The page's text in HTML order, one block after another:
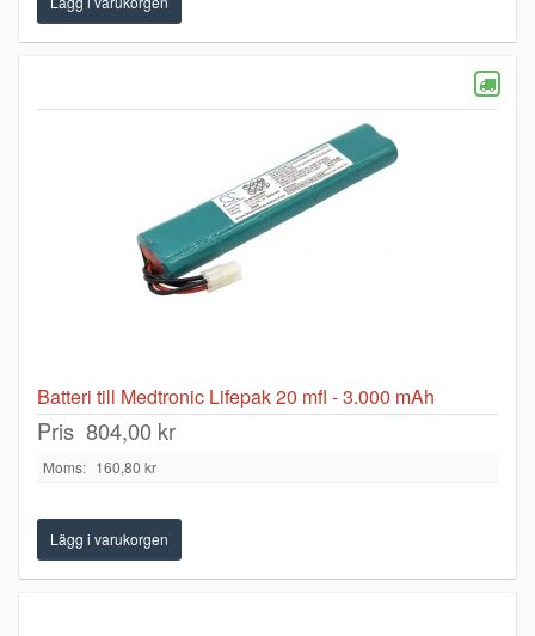
Batteri till Medtronic Lifepak 20 mfl - 3.000 mAh
Pris 804,00 kr
Moms: 160,80 kr